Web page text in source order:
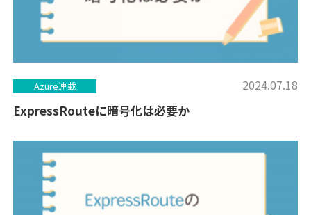
Azure連載 2024.07.18
ExpressRouteに暗号化は必要か